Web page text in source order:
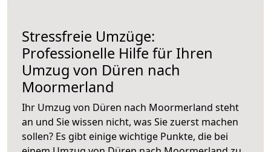
Stressfreie Umzüge:
Professionelle Hilfe für Ihren
Umzug von Düren nach
Moormerland
Ihr Umzug von Düren nach Moormerland steht
an und Sie wissen nicht, was Sie zuerst machen
sollen? Es gibt einige wichtige Punkte, die bei